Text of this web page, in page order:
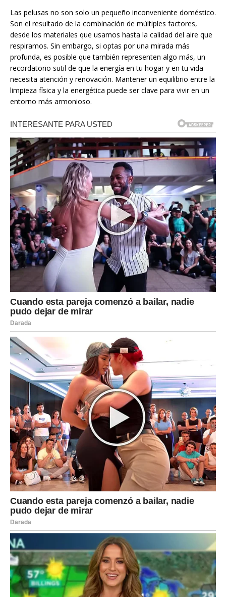
Las pelusas no son solo un pequeño inconveniente doméstico.
Son el resultado de la combinación de múltiples factores,
desde los materiales que usamos hasta la calidad del aire que
respiramos. Sin embargo, si optas por una mirada más
profunda, es posible que también representen algo más, un
recordatorio sutil de que la energía en tu hogar y en tu vida
necesita atención y renovación. Mantener un equilibrio entre la
limpieza física y la energética puede ser clave para vivir en un
entorno más armonioso.